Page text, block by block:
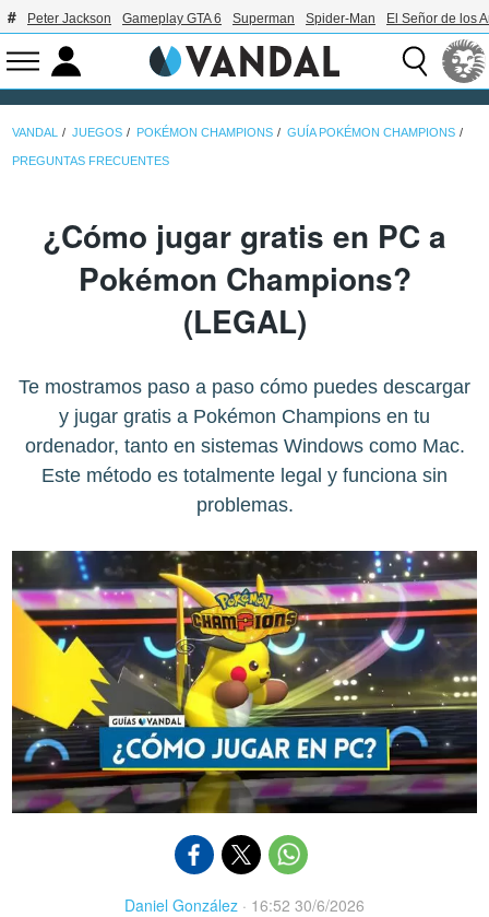
Peter Jackson Gameplay GTA 6 Superman Spider-Man El Señor de los
VANDAL JUEGOS POKÉMON CHAMPIONS GUÍA POKÉMON CHAMPIONS
PREGUNTAS FRECUENTES
¿Cómo jugar gratis en PC a
Pokémon Champions?
(LEGAL)
Te mostramos paso a paso cómo puedes descargar
y jugar gratis a Pokémon Champions en tu
ordenador, tanto en sistemas Windows como Mac.
Este método es totalmente legal y funciona sin
problemas.
Daniel González · 16:52 30/6/2026